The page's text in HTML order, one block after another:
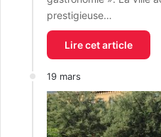
prestigieuse…
Lire cet article
19 mars